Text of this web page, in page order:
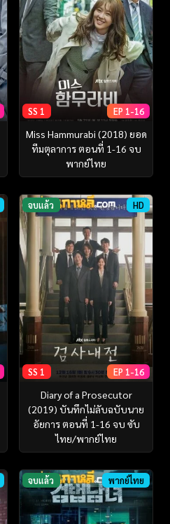
SS 1 EP 1-16
Miss Hammurabi (2018) ยอด
ทีมตุลาการ ตอนที่ 1-16 จบ
พากย์ไทย
จบแล้ว HD
SS 1 EP 1-16
Diary of a Prosecutor
(2019) บันทึกไม่ลับฉบับนาย
อัยการ ตอนที่ 1-16 จบ ซับ
ไทย/พากย์ไทย
จบแล้ว พากย์ไทย